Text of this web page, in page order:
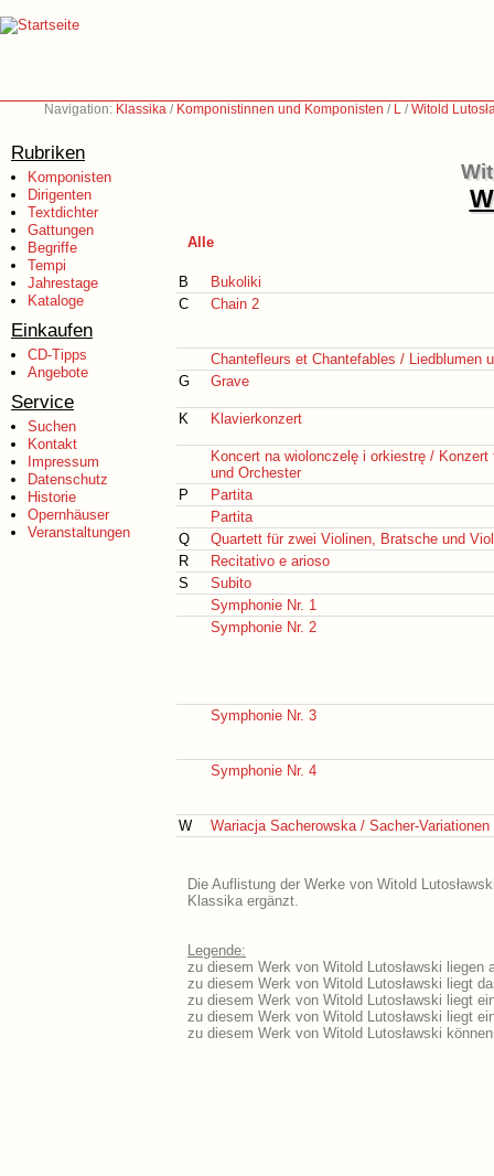
Navigation: Klassika / Komponistinnen und Komponisten / L /Witold
Rubriken
Komponisten
Dirigenten
Textdichter
Gattungen
Begriffe
Tempi
Jahrestage
Kataloge
Einkaufen
CD-Tipps
Angebote
Service
Suchen
Kontakt
Impressum
Datenschutz
Historie
Opernhäuser
Veranstaltungen
Alle
B
Bukoliki
C
Chain 2
Chantefleurs et Chantefables / Liedblumen
G
Grave
K Klavierkonzert
Koncert na wiolonczelę i orkiestrę / Konzert
und Orchester
P
Partita
Partita
Q
Quartett für zwei Violinen, Bratsche und
R
Recitativo e arioso
S
Subito
Symphonie Nr. 1
Symphonie Nr. 2
Symphonie Nr. 3
Symphonie Nr. 4
W Wariacja Sacherowska / Sacher-Variationen
Die Auflistung der Werke von Witold
Klassika ergänzt.
Legende:
zu diesem Werk von Witold Lutosławski liegen
zu diesem Werk von Witold Lutosławski liegt
zu diesem Werk von Witold Lutosławski liegt
zu diesem Werk von Witold Lutosławski liegt
zu diesem Werk von Witold Lutosławski